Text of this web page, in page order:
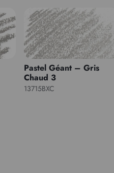
Pastel Géant – Gris
Chaud 3
13715BXC